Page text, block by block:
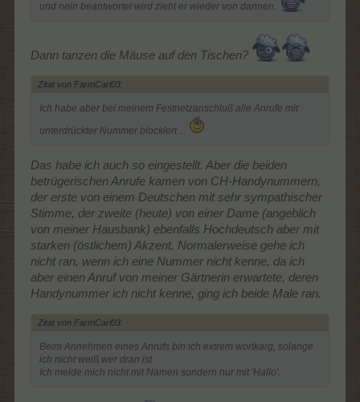
und nein beantwortet wird zieht er wieder von dannen.
Dann tanzen die Mäuse auf den Tischen?
Zitat von FarmCarl03: ↑
Ich habe aber bei meinem Festnetzanschluß alle Anrufe mit
unterdrückter Nummer blockiert ...
Das habe ich auch so eingestellt. Aber die beiden
betrügerischen Anrufe kamen von CH-Handynummern,
der erste von einem Deutschen mit sehr sympathischer
Stimme, der zweite (heute) von einer Dame (angeblich
von meiner Hausbank) ebenfalls Hochdeutsch aber mit
starken (östlichem) Akzent. Normalerweise gehe ich
nicht ran, wenn ich eine Nummer nicht kenne, da ich
aber einen Anruf von meiner Gärtnerin erwartete, deren
Handynummer ich nicht kenne, ging ich beide Male ran.
Zitat von FarmCarl03: ↑
Beim Annehmen eines Anrufs bin ich extrem wortkarg, solange
ich nicht weiß wer dran ist.
Ich melde mich nicht mit Namen sondern nur mit 'Hallo'.